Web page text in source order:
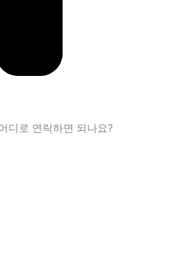
디로 연락하면 되나요?